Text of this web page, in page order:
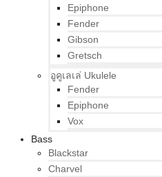
Epiphone
Fender
Gibson
Gretsch
อูคูเลเล่ Ukulele
Fender
Epiphone
Vox
Bass
Blackstar
Charvel